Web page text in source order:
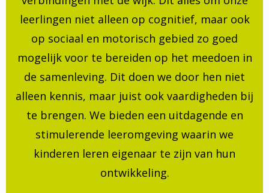
leerlingen niet alleen op cognitief, maar ook
op sociaal en motorisch gebied zo goed
mogelijk voor te bereiden op het meedoen in
de samenleving. Dit doen we door hen niet
alleen kennis, maar juist ook vaardigheden bij
te brengen. We bieden een uitdagende en
stimulerende leeromgeving waarin we
kinderen leren eigenaar te zijn van hun
ontwikkeling.